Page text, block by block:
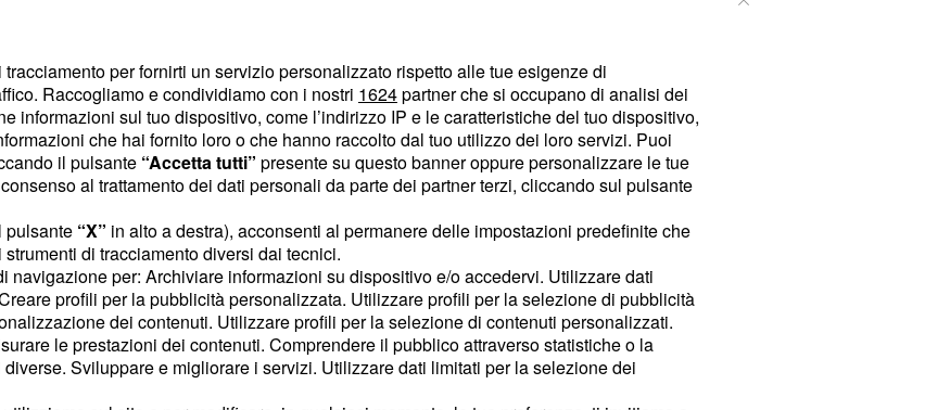
sarà la
si conosce
influenze
oltre ad
anche quello del
disco”, come
Cesare
di
aspetta
per fornirti un servizio personalizzato rispetto alle tue esigenze di
Raccogliamo e condividiamo con i nostri 1624partner che si occupano di analisi dei
informazioni sul tuo dispositivo, come l’indirizzo IP e le caratteristiche del tuo dispositivo,
che hai fornito loro o che hanno raccolto dal tuo utilizzo dei loro servizi. Puoi
il pulsante “Accetta tutti” presente su questo banner oppure personalizzare le tue
al trattamento dei dati personali da parte dei partner terzi, cliccando sul pulsante
pulsante “X” in alto a destra), acconsenti al permanere delle impostazioni predefinite che
di tracciamento diversi dai tecnici.
navigazione per: Archiviare informazioni su dispositivo e/o accedervi. Utilizzare dati
profili per la pubblicità personalizzata. Utilizzare profili per la selezione di pubblicità
dei contenuti. Utilizzare profili per la selezione di contenuti personalizzati.
le prestazioni dei contenuti. Comprendere il pubblico attraverso statistiche o la
Sviluppare e migliorare i servizi. Utilizzare dati limitati per la selezione dei